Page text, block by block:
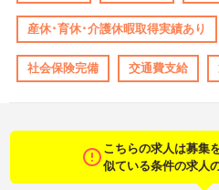
産休･育休･介護休暇取得実績あり
社会保険完備 交通費支給
こちらの求人は募集
似ている条件の求人